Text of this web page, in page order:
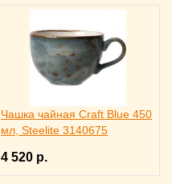
Чашка чайная Craft Blue 450
мл, Steelite 3140675
4 520 р.